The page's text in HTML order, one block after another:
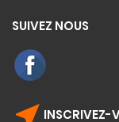
SUIVEZ NOUS
near_me INSCRIVEZ-